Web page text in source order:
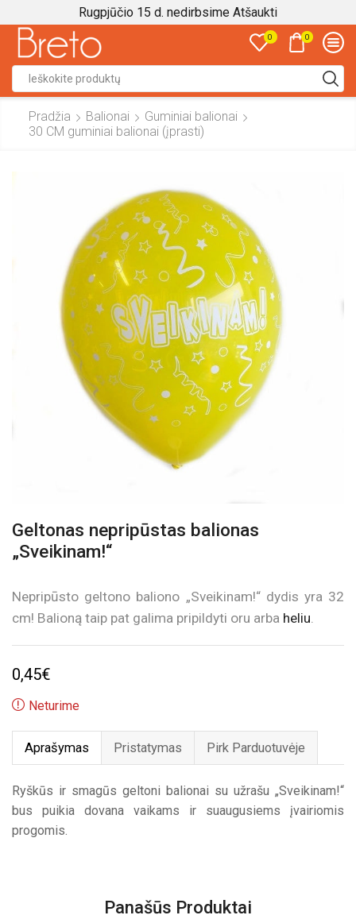
Rugpjūčio 15 d. nedirbsime Atšaukti
0 0
input
Pradžia Balionai
Guminiai balionai
30 CM guminiai balionai (įprasti)
Geltonas nepripūstas balionas
„Sveikinam!“
Nepripūsto geltono baliono „Sveikinam!“ dydis yra 32
cm! Balioną taip pat galima pripildyti oru arba heliu.
0,45€
Neturime
Aprašymas Pristatymas Pirk Parduotuvėje
Ryškūs ir smagūs geltoni balionai su užrašu „Sveikinam!“
bus puikia dovana vaikams ir suaugusiems įvairiomis
progomis.
Panašūs Produktai